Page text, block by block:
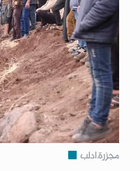
مجزرة.ادلب